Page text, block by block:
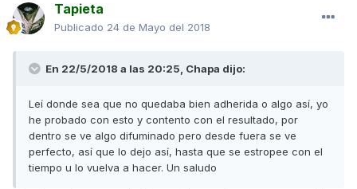
Tapieta
Publicado 24 de Mayo del 2018
En 22/5/2018 a las 20:25, Chapa dijo:
Leí donde sea que no quedaba bien adherida o algo así, yo
he probado con esto y contento con el resultado, por
dentro se ve algo difuminado pero desde fuera se ve
perfecto, así que lo dejo así, hasta que se estropee con el
tiempo u lo vuelva a hacer. Un saludo